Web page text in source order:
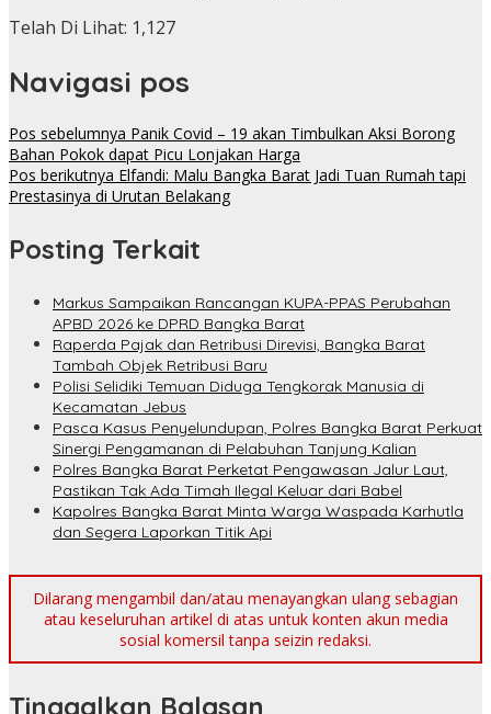
Telah Di Lihat: 1,127
Navigasi pos
Pos sebelumnya Panik Covid – 19 akan Timbulkan Aksi Borong
Bahan Pokok dapat Picu Lonjakan Harga
Pos berikutnya Elfandi: Malu Bangka Barat Jadi Tuan Rumah tapi
Prestasinya di Urutan Belakang
Posting Terkait
Markus Sampaikan Rancangan KUPA-PPAS Perubahan
APBD 2026 ke DPRD Bangka Barat
Raperda Pajak dan Retribusi Direvisi, Bangka Barat
Tambah Objek Retribusi Baru
Polisi Selidiki Temuan Diduga Tengkorak Manusia di
Kecamatan Jebus
Pasca Kasus Penyelundupan, Polres Bangka Barat Perkuat
Sinergi Pengamanan di Pelabuhan Tanjung Kalian
Polres Bangka Barat Perketat Pengawasan Jalur Laut,
Pastikan Tak Ada Timah Ilegal Keluar dari Babel
Kapolres Bangka Barat Minta Warga Waspada Karhutla
dan Segera Laporkan Titik Api
Dilarang mengambil dan/atau menayangkan ulang sebagian
atau keseluruhan artikel di atas untuk konten akun media
sosial komersil tanpa seizin redaksi.
Tinggalkan Balasan